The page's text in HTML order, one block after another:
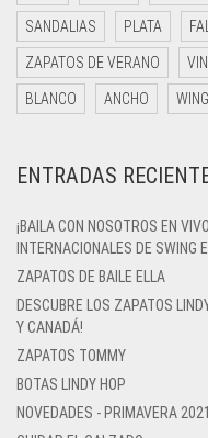
SANDALIAS PLATA
ZAPATOS DE VERANO
BLANCO ANCHO
ENTRADAS
¡BAILA CON NOSOTROS EN
INTERNACIONALES DE SWING
ZAPATOS DE BAILE ELLA
DESCUBRE LOS ZAPATOS
Y CANADÁ!
ZAPATOS TOMMY
BOTAS LINDY HOP
NOVEDADES - PRIMAVERA 2021